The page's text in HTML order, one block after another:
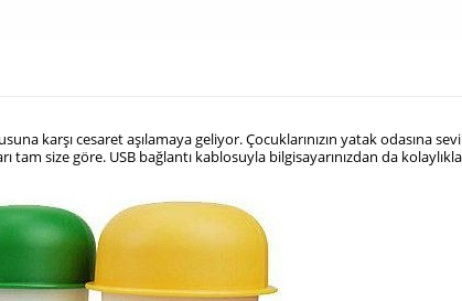
karşı cesaret aşılamaya geliyor. Çocuklarınızın yatak odasına
size göre. USB bağlantı kablosuyla bilgisayarınızdan da